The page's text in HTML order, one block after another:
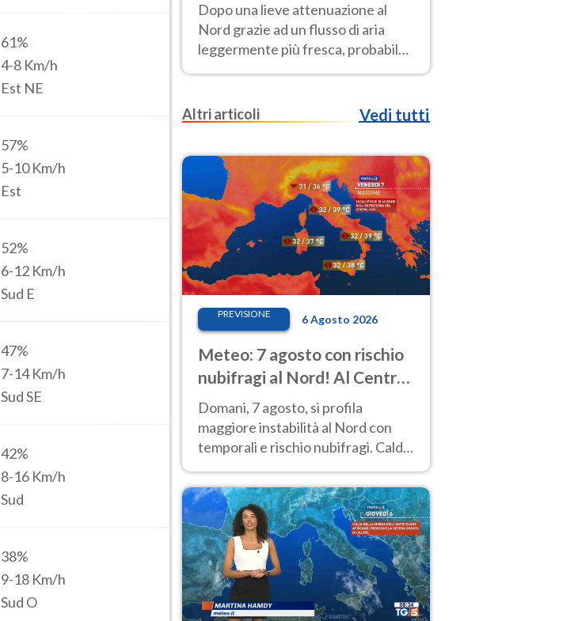
61%
4-8 Km/h
Est NE
57%
5-10Km/h
Est
52%
6-12 Km/h
Sud E
47%
7-14Km/h
Sud SE
42%
8-16 Km/h
Sud
38%
9-18 Km/h
Sud O
Dopo una lieve attenuazione al
Nord grazie ad un flusso di aria
leggermente più fresca, probabile
nuovo rinforzo dell’anticiclone
Altri articoli
Vedi tutti
PREVISIONE 6 Agosto 2026
Meteo: 7 agosto con rischio
nubifragi al Nord! Al Centro-
Sud caldo estremo
Domani, 7 agosto, si profila
maggiore instabilità al Nord con
temporali e rischio nubifragi. Caldo
previsioni.